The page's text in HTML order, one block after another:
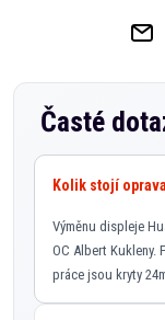
Časté
Kolik stojí
Výměnu displeje
OC Albert Kukleny.
práce jsou kryty